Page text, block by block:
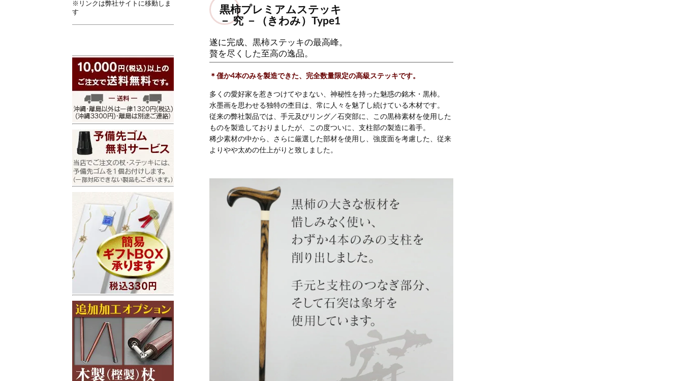
黒柿プレミアムステッキ
－ 究 －（きわみ）Type1
遂に完成、黒柿ステッキの最高峰。
贅を尽くした至高の逸品。
＊僅か4本のみを製造できた、完全数量限定の高級ステッキです。
多くの愛好家を惹きつけてやまない、神秘性を持った魅惑の銘木・黒柿。
水墨画を思わせる独特の杢目は、常に人々を魅了し続けている木材です。
従来の弊社製品では、手元及びリング／石突部に、この黒柿素材を使用した
ものを製造しておりましたが、この度ついに、支柱部の製造に着手。
稀少素材の中から、さらに厳選した部材を使用し、強度面を考慮した、従来
よりやや太めの仕上がりと致しました。
※リンクは弊社サイトに移動しま
す